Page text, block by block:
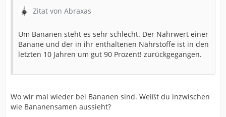
Zitat von Abraxas
Um Bananen steht es sehr schlecht. Der Nährwert einer
Banane und der in ihr enthaltenen Nährstoffe ist in den
letzten 10 Jahren um gut 90 Prozent! zurückgegangen.
Wo wir mal wieder bei Bananen sind. Weißt du inzwischen
wie Bananensamen aussieht?